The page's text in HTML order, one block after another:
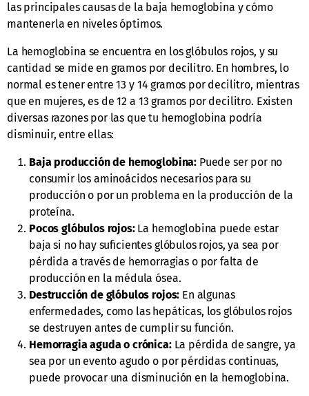
las principales causas de la baja hemoglobina y cómo
mantenerla en niveles óptimos.
La hemoglobina se encuentra en los glóbulos rojos, y su
cantidad se mide en gramos por decilitro. En hombres, lo
normal es tener entre 13 y 14 gramos por decilitro, mientras
que en mujeres, es de 12 a 13 gramos por decilitro. Existen
diversas razones por las que tu hemoglobina podría
disminuir, entre ellas:
Baja producción de hemoglobina: Puede ser por no
consumir los aminoácidos necesarios para su
producción o por un problema en la producción de la
proteína.
Pocos glóbulos rojos:La hemoglobina puede estar
baja si no hay suficientes glóbulos rojos, ya sea por
pérdida a través de hemorragias o por falta de
producción en la médula ósea.
Destrucción de glóbulos rojos: En algunas
enfermedades, como las hepáticas, los glóbulos rojos
se destruyen antes de cumplir su función.
Hemorragia aguda o crónica:La pérdida de sangre, ya
sea por un evento agudo o por pérdidas continuas,
puede provocar una disminución en la hemoglobina.